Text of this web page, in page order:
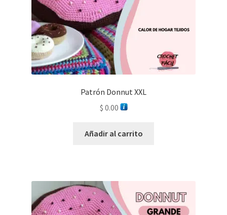
Patrón Donnut XXL
$ 0.00
Añadir al carrito